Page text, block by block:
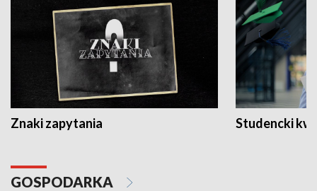
Znaki zapytania Studencki
GOSPODARKA